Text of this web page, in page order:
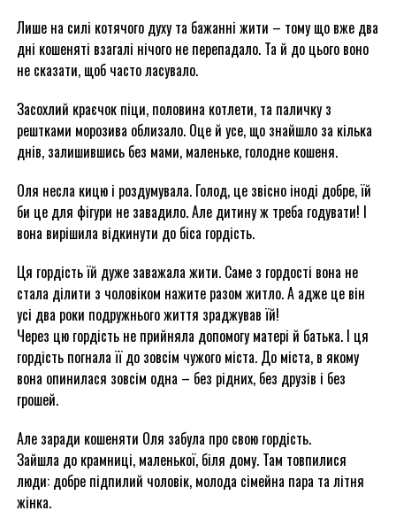
Лише на силі котячого духу та бажанні жити – тому що вже два
дні кошеняті взагалі нічого не перепадало. Та й до цього воно
не сказати, щоб часто ласувало.
Засохлий краєчок піци, половина котлети, та паличку з
рештками морозива облизало. Оце й усе, що знайшло за кілька
днів, залишившись без мами, маленьке, голодне кошеня.
Оля несла кицю і роздумувала. Голод, це звісно іноді добре, їй
би це для фігури не завадило. Але дитину ж треба годувати! І
вона вирішила відкинути до біса гордість.
Ця гордість їй дуже заважала жити. Саме з гордості вона не
стала ділити з чоловіком нажите разом житло. А адже це він
усі два роки подружнього життя зраджував їй!
Через цю гордість не прийняла допомогу матері й батька. І ця
гордість погнала її до зовсім чужого міста. До міста, в якому
вона опинилася зовсім одна – без рідних, без друзів і без
грошей.
Але заради кошеняти Оля забула про свою гордість.
Зайшла до крамниці, маленької, біля дому. Там товпилися
люди: добре підпилий чоловік, молода сімейна пара та літня
жінка.